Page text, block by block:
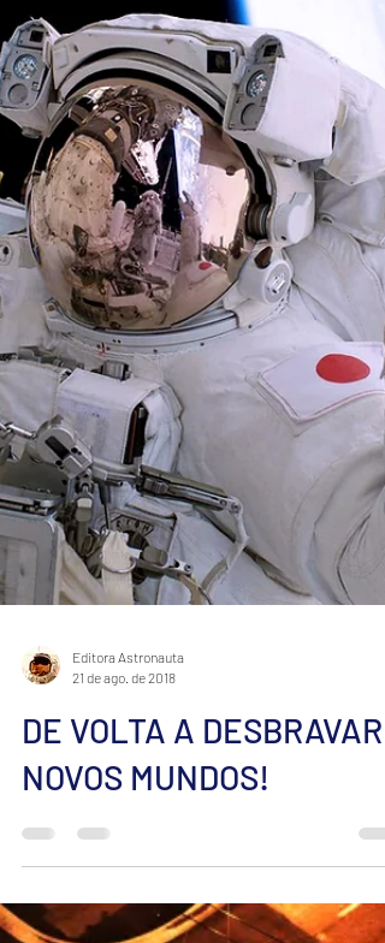
Editora Astronauta
DE VOLTA A DESBRAVAR
NOVOS MUNDOS!